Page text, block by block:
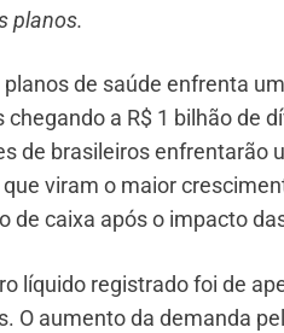
planos.
de saúde enfrenta
a R$ 1 bilhão de
de brasileiros enfrentarão
viram o maior
de caixa após o impacto
líquido registrado foi de
O aumento da demanda